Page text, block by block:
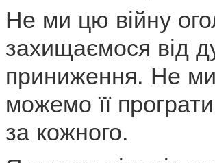
Не ми цю війну
захищаємося від
приниження. Не
можемо її
за кожного.